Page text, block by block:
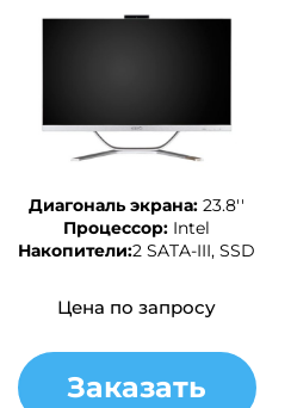
Диагональ экрана: 23.8''
Процессор: Intel
Накопители:2 SATA-III, SSD
Цена по запросу
Заказать